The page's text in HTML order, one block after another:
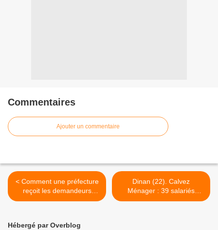
Commentaires
Ajouter un commentaire
< Comment une préfecture
reçoit les demandeurs
d'asile: « Allez hop, tout le
Dinan (22). Calvez
Ménager : 39 salariés
licenciés (Le Tél) >
Hébergé par Overblog